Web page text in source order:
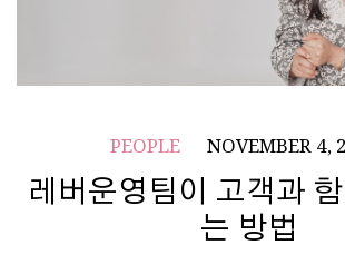
PEOPLE NOVEMBER 4,
레버운영팀이 고객과
는 방법